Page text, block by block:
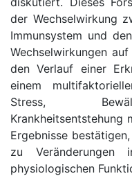
der Wechselwirkung
Immunsystem und
Wechselwirkungen
den Verlauf einer
einem
Stress,
Krankheitsentstehung
Ergebnisse
zu Veränderungen
physiologischen